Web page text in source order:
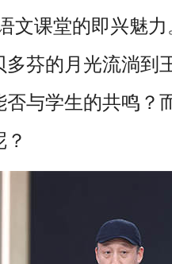
文课堂的即兴魅
芬的月光流淌到
与学生的共鸣？